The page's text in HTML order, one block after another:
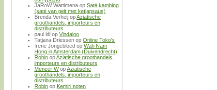
JaRoW Wattimena op Saté kambing
(saté van geit met ketjapsaus)
Brenda Verheij opAziatische
groothandels, importeurs en
distributeurs
paul idi op Vindaloo
Tatjana Driessen op Online Toko’s
Irene Jongebloed op Wah Nam
Hong in Amsterdam (Duivendrecht)
Robin opAziatische groothandels,
importeurs en distributeurs
Meneer WopAziatische
groothandels, importeurs en
distributeurs
Robin op Kemiri noten